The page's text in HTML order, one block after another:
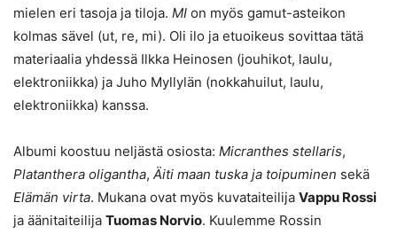
mielen eri tasoja ja tiloja. MI on myös gamut-asteikon
kolmas sävel (ut, re, mi). Oli ilo ja etuoikeus sovittaa tätä
materiaalia yhdessä Ilkka Heinosen (jouhikot, laulu,
elektroniikka) ja Juho Myllylän (nokkahuilut, laulu,
elektroniikka) kanssa.
Albumi koostuu neljästä osiosta: Micranthes stellaris,
Platanthera oligantha, Äiti maan tuska ja toipuminen sekä
Elämän virta. Mukana ovat myös kuvataiteilija Vappu Rossi
ja äänitaiteilija Tuomas Norvio. Kuulemme Rossin